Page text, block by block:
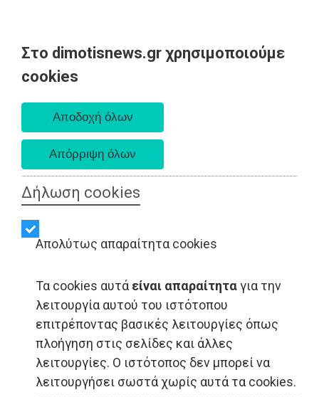
Στο dimotisnews.gr χρησιμοποιούμε
cookies
Δήλωση cookies
Απολύτως απαραίτητα cookies
Τα cookies αυτά είναι απαραίτηταγια την
λειτουργία αυτού του ιστότοπου
επιτρέποντας βασικές λειτουργίες όπως
πλοήγηση στις σελίδες και άλλες
λειτουργίες. Ο ιστότοπος δεν μπορεί να
λειτουργήσει σωστά χωρίς αυτά τα cookies.
ΑΥΤΟΔΙΟΙΚΗΣΗ - Ανατολική Αττική
Δήμος Παιανίας:
Συνάντηση εργασίας για